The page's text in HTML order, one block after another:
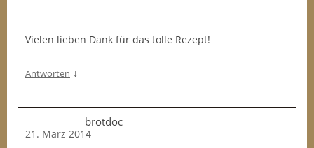
Vielen lieben Dank für das tolle Rezept!
Antworten ↓
brotdoc
21. März 2014